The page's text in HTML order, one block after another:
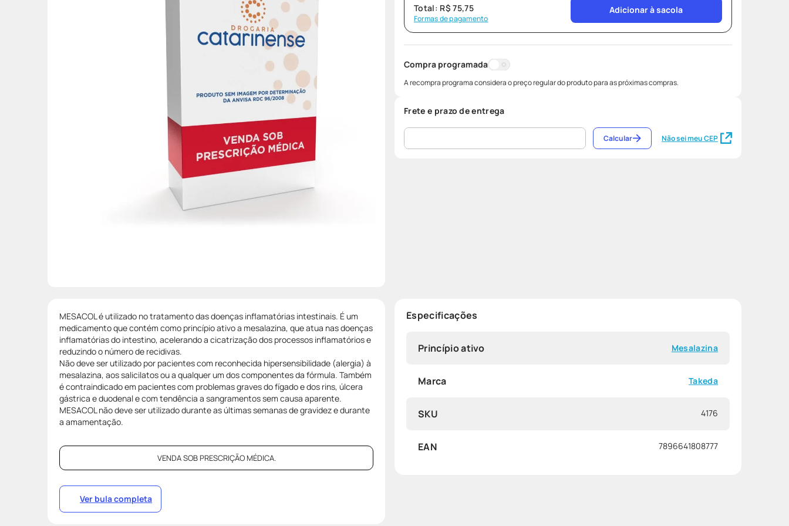
Total: R$ 75,75
Formas de pagamento
Adicionar à sacola
Compra programada
A recompra programa considera o preço regular do produto para as próximas compras.
Frete e prazo de entrega
Não sei meu CEP
Calcular
MESACOL é utilizado no tratamento das doenças inflamatórias intestinais. É um
medicamento que contém como princípio ativo a mesalazina, que atua nas doenças
inflamatórias do intestino, acelerando a cicatrização dos processos inflamatórios e
reduzindo o número de recidivas.
Não deve ser utilizado por pacientes com reconhecida hipersensibilidade (alergia) à
mesalazina, aos salicilatos ou a qualquer um dos componentes da fórmula. Também
é contraindicado em pacientes com problemas graves do fígado e dos rins, úlcera
gástrica e duodenal e com tendência a sangramentos sem causa aparente.
MESACOL não deve ser utilizado durante as últimas semanas de gravidez e durante
a amamentação.
VENDA SOB PRESCRIÇÃO MÉDICA.
Ver bula completa
Especificações
Princípio ativo Mesalazina
Marca Takeda
SKU 4176
EAN 7896641808777